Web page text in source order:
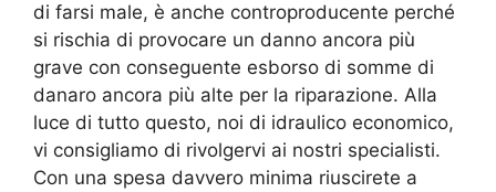
di farsi male, è anche controproducente perché
si rischia di provocare un danno ancora più
grave con conseguente esborso di somme di
danaro ancora più alte per la riparazione. Alla
luce di tutto questo, noi di idraulico economico,
vi consigliamo di rivolgervi ai nostri specialisti.
Con una spesa davvero minima riuscirete a